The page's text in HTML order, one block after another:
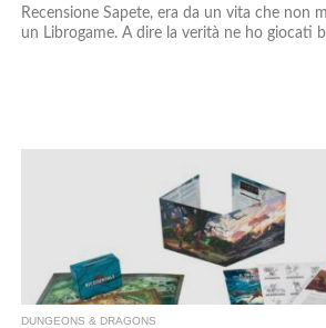
Recensione Sapete, era da un vita che non
un Librogame. A dire la verità ne ho giocati
DUNGEONS & DRAGONS